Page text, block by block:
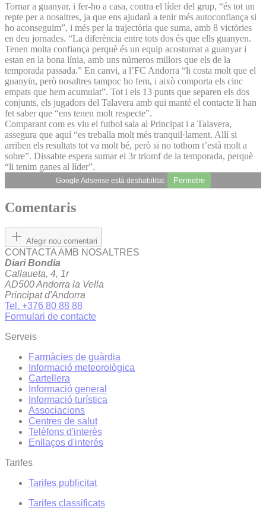
Tornar a guanyar, i fer-ho a casa, contra el líder del grup, “és tot un
repte per a nosaltres, ja que ens ajudarà a tenir més autoconfiança si
ho aconseguim”, i més per la trajectòria que suma, amb 8 victòries
en deu jornades. “La diferència entre tots dos és que ells guanyen.
Tenen molta confiança perquè és un equip acostumat a guanyar i
estan en la bona línia, amb uns números millors que els de la
temporada passada.” En canvi, a l’FC Andorra “li costa molt que el
guanyin, però nosaltres tampoc ho fem, i això comporta els cinc
empats que hem acumulat”. Tot i els 13 punts que separen els dos
conjunts, els jugadors del Talavera amb qui manté el contacte li han
fet saber que “ens tenen molt respecte”.
Comparant com es viu el futbol sala al Principat i a Talavera,
assegura que aquí “es treballa molt més tranquil·lament. Allí si
arriben els resultats tot va molt bé, però si no tothom t’està molt a
sobre”. Dissabte espera sumar el 3r triomf de la temporada, perquè
“li tenim ganes al líder”.
Google Adsense està deshabilitat. Permetre
Comentaris
Afegir nou comentari
CONTACTA AMB NOSALTRES
Diari Bondia
Callaueta, 4, 1r
AD500 Andorra la Vella
Principat d'Andorra
Tel. +376 80 88 88
Formulari de contacte
Serveis
Farmàcies de guàrdia
Informació meteorològica
Cartellera
Informació general
Informació turística
Associacions
Centres de salut
Telèfons d'interès
Enllaços d'interés
Tarifes
Tarifes publicitat
Tarifes classificats